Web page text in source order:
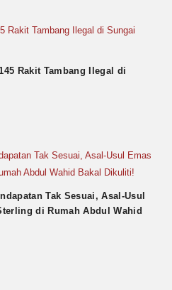
Rakit Tambang Ilegal di
Tak Sesuai, Asal-Usul
di Rumah Abdul Wahid